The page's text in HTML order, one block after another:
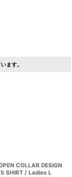
ます。
COLLAR DESIGN
SHIRT / Ladies L